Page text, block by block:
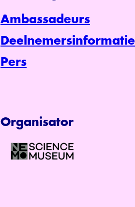
Ambassadeurs
Deelnemersinformatie
Pers
Organisator